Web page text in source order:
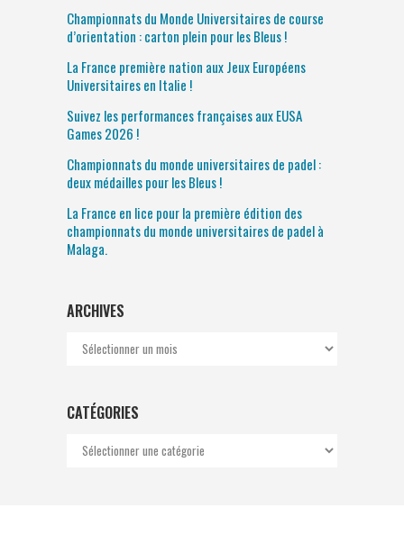
Championnats du Monde Universitaires de course
d’orientation : carton plein pour les Bleus !
La France première nation aux Jeux Européens
Universitaires en Italie !
Suivez les performances françaises aux EUSA
Games 2026 !
Championnats du monde universitaires de padel :
deux médailles pour les Bleus !
La France en lice pour la première édition des
championnats du monde universitaires de padel à
Malaga.
ARCHIVES
Archives
CATÉGORIES
Catégories